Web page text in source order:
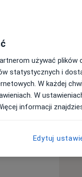
dolnych,
badania
i
używać plików
statystycznych i
W każdej
W
informacji
Edytuj